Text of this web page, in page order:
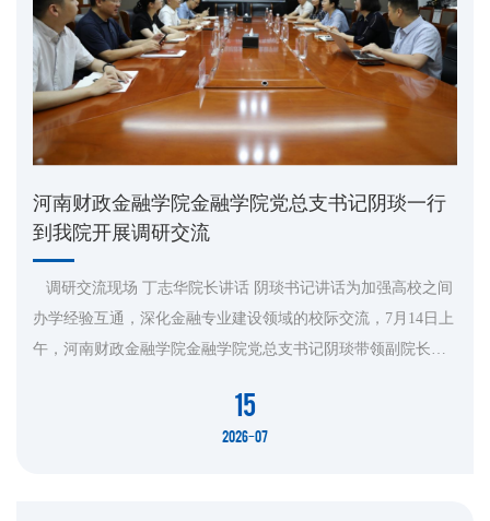
河南财政金融学院金融学院党总支书记阴琰一行
到我院开展调研交流
​ 调研交流现场 丁志华院长讲话 阴琰书记讲话为加强高校之间
办学经验互通，深化金融专业建设领域的校际交流，7月14日上
午，河南财政金融学院金融学院党总支书记阴琰带领副院长黄
任李鹏涛一行5人到访我院开展交流调研。院长丁志华、副院长
江红艳、冉洪涛、金融学系主任李凯风、金融学系副主任王
15
2026-07